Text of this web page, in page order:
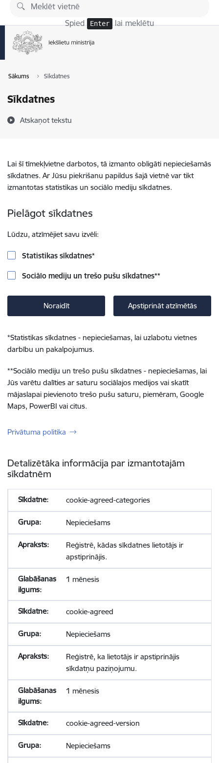
Pāriet uz lapas saturu
Spied Enter lai meklētu
Sākums Sīkdatnes
Sīkdatnes
Atskaņot tekstu
Lai šī tīmekļvietne darbotos, tā izmanto obligāti nepieciešamās
sīkdatnes. Ar Jūsu piekrišanu papildus šajā vietnē var tikt
izmantotas statistikas un sociālo mediju sīkdatnes.
Pielāgot sīkdatnes
Lūdzu, atzīmējiet savu izvēli:
Statistikas sīkdatnes*
Sociālo mediju un trešo pušu sīkdatnes**
Noraidīt Apstiprināt atzīmētās
*Statistikas sīkdatnes - nepieciešamas, lai uzlabotu vietnes
darbību un pakalpojumus.
**Sociālo mediju un trešo pušu sīkdatnes - nepieciešamas, lai
Jūs varētu dalīties ar saturu sociālajos medijos vai skatīt
mājaslapai pievienoto trešo pušu saturu, piemēram, Google
Maps, PowerBI vai citus.
Privātuma politika
Detalizētāka informācija par izmantotajām
sīkdatnēm
cookie-agreed-categories
Nepieciešams
Reģistrē, kādas sīkdatnes lietotājs ir
apstiprinājis.
1 mēnesis
cookie-agreed
Nepieciešams
Reģistrē, ka lietotājs ir apstiprinājis
sīkdatņu paziņojumu.
1 mēnesis
cookie-agreed-version
Nepieciešams